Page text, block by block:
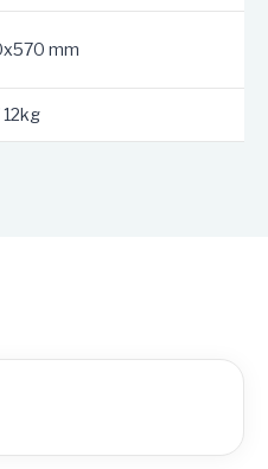
mm